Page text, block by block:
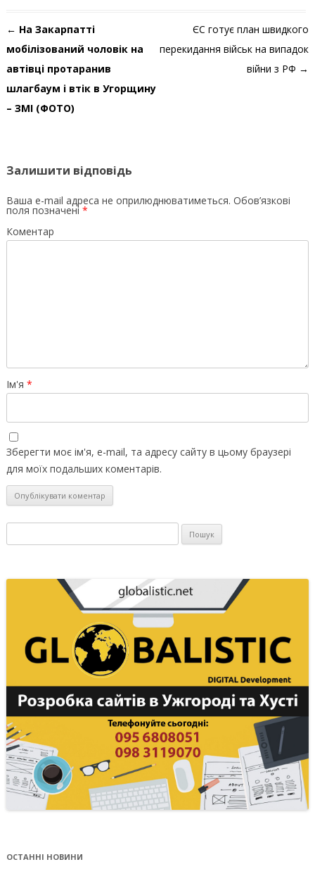
Навігація по запису
← На Закарпатті
мобілізований чоловік на
автівці протаранив
шлагбаум і втік в Угорщину
– ЗМІ (ФОТО)
ЄС готує план швидкого
перекидання військ на випадок
війни з РФ →
Залишити відповідь
Ваша e-mail адреса не оприлюднюватиметься. Обов’язкові
поля позначені *
Коментар
Ім'я *
Зберегти моє ім'я, e-mail, та адресу сайту в цьому браузері
для моїх подальших коментарів.
ОСТАННІ НОВИНИ